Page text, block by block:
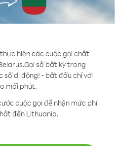
hiện các cuộc gọi chất
Gọi số bất kỳ trong
số di động! - bắt đầu chỉ với
mỗi phút.
cuộc gọi để nhận mức phí
đến Lithuania.